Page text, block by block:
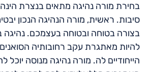
בחירת מורה נהיגה מתאים בנצרת
סיבות. ראשית, מורה הנהיגה הנכון
בצורה בטוחה ובטוחה בעצמכם. נהיגה
להיות מאתגרת עקב רחובותיה הסואנים
הייחודיים לה. מורה נהיגה מנוסה יוכל